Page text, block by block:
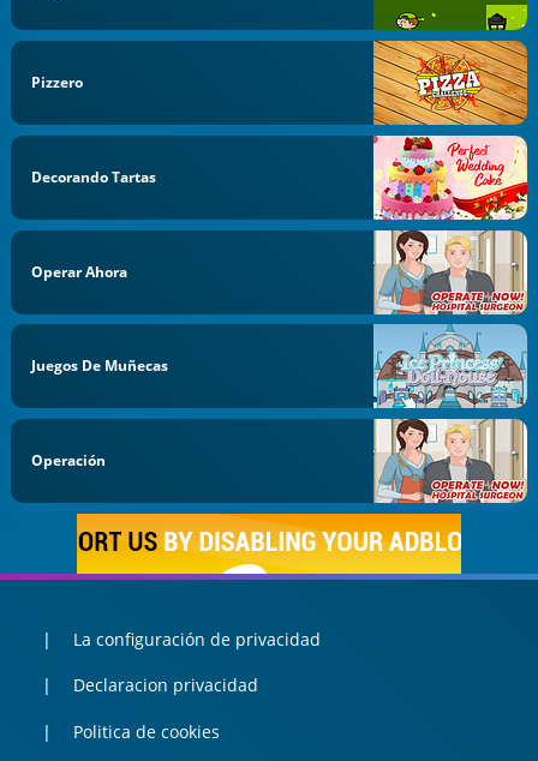
Pizzero
Decorando Tartas
Operar Ahora
Juegos De Muñecas
Operación
La configuración de privacidad
Declaracion privacidad
Politica de cookies